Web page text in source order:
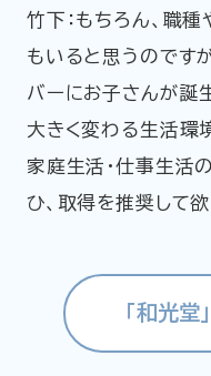
竹下：もちろん、職
もいると思うのです
バーにお子さんが誕
大きく変わる生活環
家庭生活・仕事生活
ひ、取得を推奨して
「和光堂